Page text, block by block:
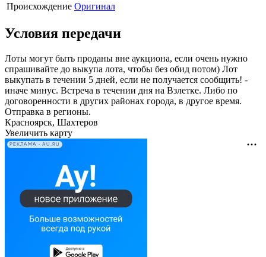
Происхождение Оригинал
Условия передачи
Лоты могут быть проданы вне аукциона, если очень нужно
спрашивайте до выкупа лота, чтобы без обид потом) Лот
выкупать в течении 5 дней, если не получается сообщить! -
иначе минус. Встреча в течении дня на Взлетке. Либо по
договоренности в других районах города, в другое время.
Отправка в регионы.
Красноярск, Шахтеров
Увеличить карту
РЕКЛАМА • AU.RU